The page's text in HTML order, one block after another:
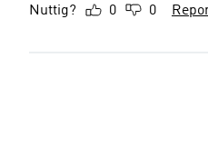
Nuttig? 0 0